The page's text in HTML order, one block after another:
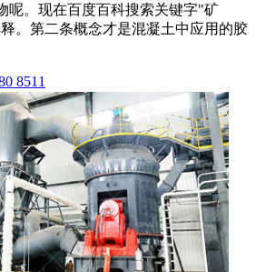
呢。现在百度百科搜索关键字"矿
。第二条概念才是混凝土中应用的胶
8511